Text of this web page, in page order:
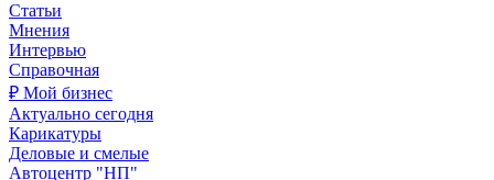
Статьи
Мнения
Интервью
Справочная
₽ Мой бизнес
Актуально сегодня
Карикатуры
Деловые и смелые
Автоцентр "НП"